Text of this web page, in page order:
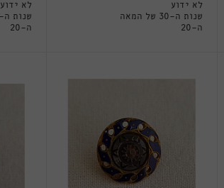
לא ידוע
שנות ה-30 של המאה
ה-20
לא ידוע
ה-20